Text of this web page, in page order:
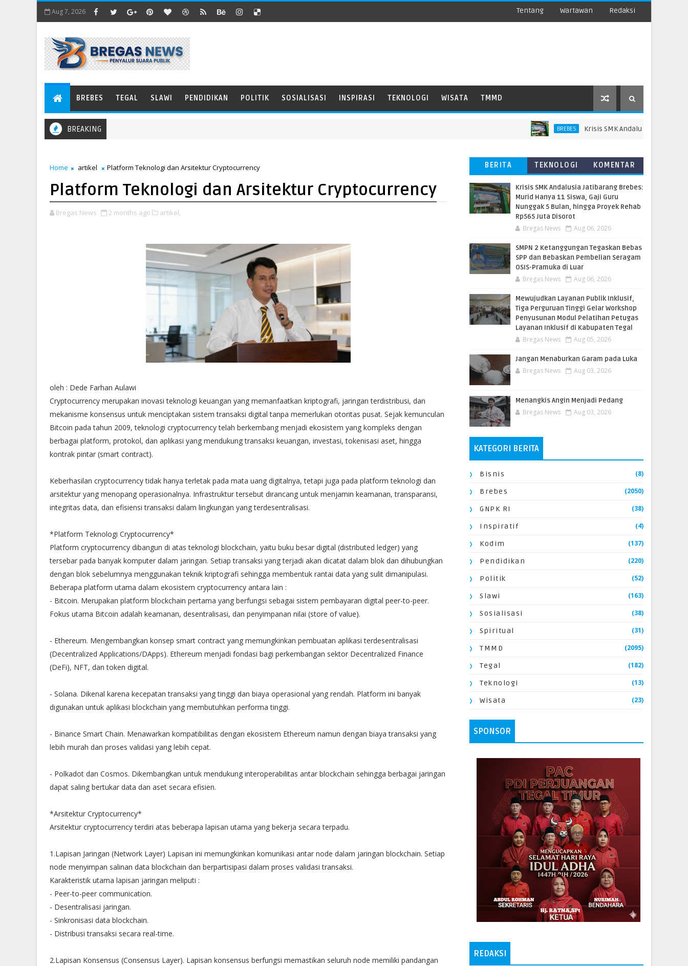
Aug 7, 2026 Tentang Wartawan Redaksi
BREBES TEGAL SLAWI PENDIDIKAN POLITIK SOSIALISASI INSPIRASI TEKNOLOGI WISATA TMMD
BREAKING BREBES Krisis SMK Andalusia Jatibarang
Home artikel Platform Teknologi dan Arsitektur Cryptocurrency
Platform Teknologi dan Arsitektur Cryptocurrency
Bregas News 2 months ago artikel,
oleh : Dede Farhan Aulawi
Cryptocurrency merupakan inovasi teknologi keuangan yang memanfaatkan kriptografi, jaringan terdistribusi, dan
mekanisme konsensus untuk menciptakan sistem transaksi digital tanpa memerlukan otoritas pusat. Sejak kemunculan
Bitcoin pada tahun 2009, teknologi cryptocurrency telah berkembang menjadi ekosistem yang kompleks dengan
berbagai platform, protokol, dan aplikasi yang mendukung transaksi keuangan, investasi, tokenisasi aset, hingga
kontrak pintar (smart contract).
Keberhasilan cryptocurrency tidak hanya terletak pada mata uang digitalnya, tetapi juga pada platform teknologi dan
arsitektur yang menopang operasionalnya. Infrastruktur tersebut dirancang untuk menjamin keamanan, transparansi,
integritas data, dan efisiensi transaksi dalam lingkungan yang terdesentralisasi.
*Platform Teknologi Cryptocurrency*
Platform cryptocurrency dibangun di atas teknologi blockchain, yaitu buku besar digital (distributed ledger) yang
tersebar pada banyak komputer dalam jaringan. Setiap transaksi yang terjadi akan dicatat dalam blok dan dihubungkan
dengan blok sebelumnya menggunakan teknik kriptografi sehingga membentuk rantai data yang sulit dimanipulasi.
Beberapa platform utama dalam ekosistem cryptocurrency antara lain :
- Bitcoin. Merupakan platform blockchain pertama yang berfungsi sebagai sistem pembayaran digital peer-to-peer.
Fokus utama Bitcoin adalah keamanan, desentralisasi, dan penyimpanan nilai (store of value).
- Ethereum. Mengembangkan konsep smart contract yang memungkinkan pembuatan aplikasi terdesentralisasi
(Decentralized Applications/DApps). Ethereum menjadi fondasi bagi perkembangan sektor Decentralized Finance
(DeFi), NFT, dan token digital.
- Solana. Dikenal karena kecepatan transaksi yang tinggi dan biaya operasional yang rendah. Platform ini banyak
digunakan untuk aplikasi blockchain yang membutuhkan performa tinggi.
- Binance Smart Chain. Menawarkan kompatibilitas dengan ekosistem Ethereum namun dengan biaya transaksi yang
lebih murah dan proses validasi yang lebih cepat.
- Polkadot dan Cosmos. Dikembangkan untuk mendukung interoperabilitas antar blockchain sehingga berbagai jaringan
dapat saling bertukar data dan aset secara efisien.
*Arsitektur Cryptocurrency*
Arsitektur cryptocurrency terdiri atas beberapa lapisan utama yang bekerja secara terpadu.
1.Lapisan Jaringan (Network Layer) Lapisan ini memungkinkan komunikasi antar node dalam jaringan blockchain. Setiap
node menyimpan salinan data blockchain dan berpartisipasi dalam proses validasi transaksi.
Karakteristik utama lapisan jaringan meliputi :
- Peer-to-peer communication.
- Desentralisasi jaringan.
- Sinkronisasi data blockchain.
- Distribusi transaksi secara real-time.
2.Lapisan Konsensus (Consensus Layer). Lapisan konsensus berfungsi memastikan seluruh node memiliki pandangan
BERITA
TERBARU
TEKNOLOGI
KOMENTAR
Krisis SMK Andalusia Jatibarang Brebes:
Murid Hanya 11 Siswa, Gaji Guru
Nunggak 5 Bulan, hingga Proyek Rehab
Rp565 Juta Disorot
Bregas News Aug 06, 2026
SMPN 2 Ketanggungan Tegaskan Bebas
SPP dan Bebaskan Pembelian Seragam
OSIS-Pramuka di Luar
Bregas News Aug 06, 2026
​Mewujudkan Layanan Publik Inklusif,
Tiga Perguruan Tinggi Gelar Workshop
Penyusunan Modul Pelatihan Petugas
Layanan Inklusif di Kabupaten Tegal
Bregas News Aug 05, 2026
Jangan Menaburkan Garam pada Luka
Bregas News Aug 03, 2026
Menangkis Angin Menjadi Pedang
Bregas News Aug 03, 2026
KATEGORI BERITA
Bisnis (8)
Brebes (2050)
GNPK RI (38)
Inspiratif (4)
Kodim (137)
Pendidikan (220)
Politik (52)
Slawi (163)
Sosialisasi (38)
Spiritual (31)
TMMD (2095)
Tegal (182)
Teknologi (13)
Wisata (23)
SPONSOR
REDAKSI